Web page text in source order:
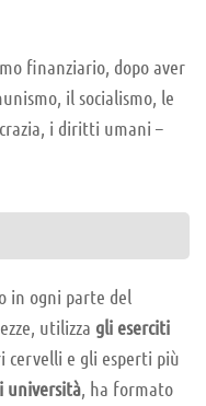
finanziario, dopo aver
il socialismo, le
i diritti umani –
in ogni parte del
utilizza gli eserciti
cervelli e gli esperti più
università, ha formato